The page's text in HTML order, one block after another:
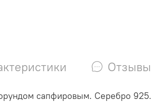
Отзывы
сапфировым. Серебро 925.